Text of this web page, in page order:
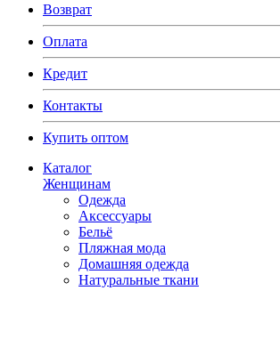
Возврат
Оплата
Кредит
Контакты
Купить оптом
Каталог
Женщинам
Одежда
Аксессуары
Бельё
Пляжная мода
Домашняя одежда
Натуральные ткани